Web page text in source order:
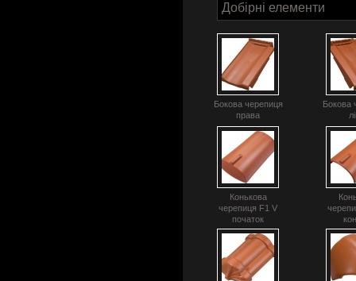
Добірні елементи
Бокова черепиця
права
Бокова
Конькова
черепиця F1 V
початок